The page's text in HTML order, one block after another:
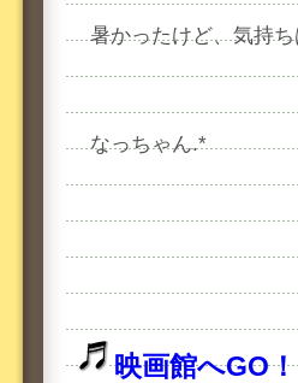
暑かったけど、気持
なっちゃん.*
映画館へGO！